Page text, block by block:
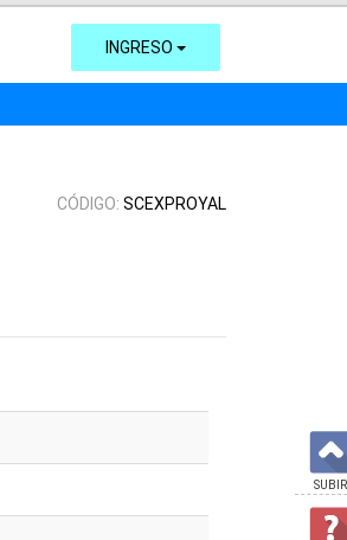
INGRESO
CÓDIGO: SCEXPROYAL
SUBIR